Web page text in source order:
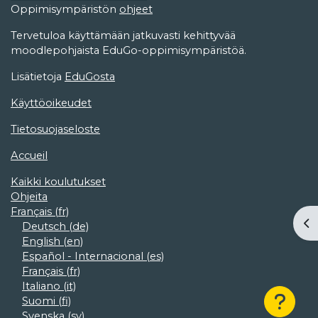
Oppimisympäristön ohjeet
Tervetuloa käyttämään jatkuvasti kehittyvää
moodlepohjaista EduGo-oppimisympäristöä.
Lisätietoja EduGosta
Käyttöoikeudet
Tietosuojaseloste
Accueil
Kaikki koulutukset
Ohjeita
Français ‎(fr)‎
Deutsch ‎(de)‎
English ‎(en)‎
Español - Internacional ‎(es)‎
Français ‎(fr)‎
Italiano ‎(it)‎
Suomi ‎(fi)‎